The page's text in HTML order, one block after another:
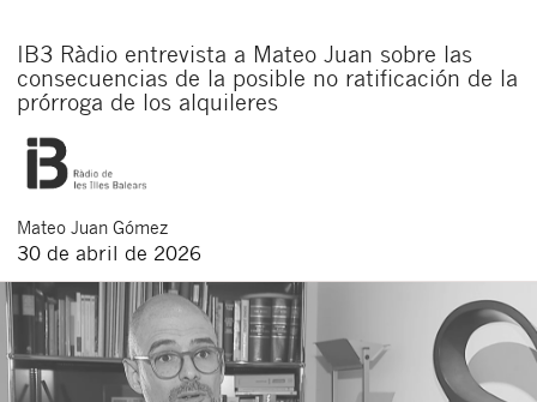
IB3 Ràdio entrevista a Mateo Juan sobre las
consecuencias de la posible no ratificación de la
prórroga de los alquileres
Mateo Juan Gómez
30 de abril de 2026